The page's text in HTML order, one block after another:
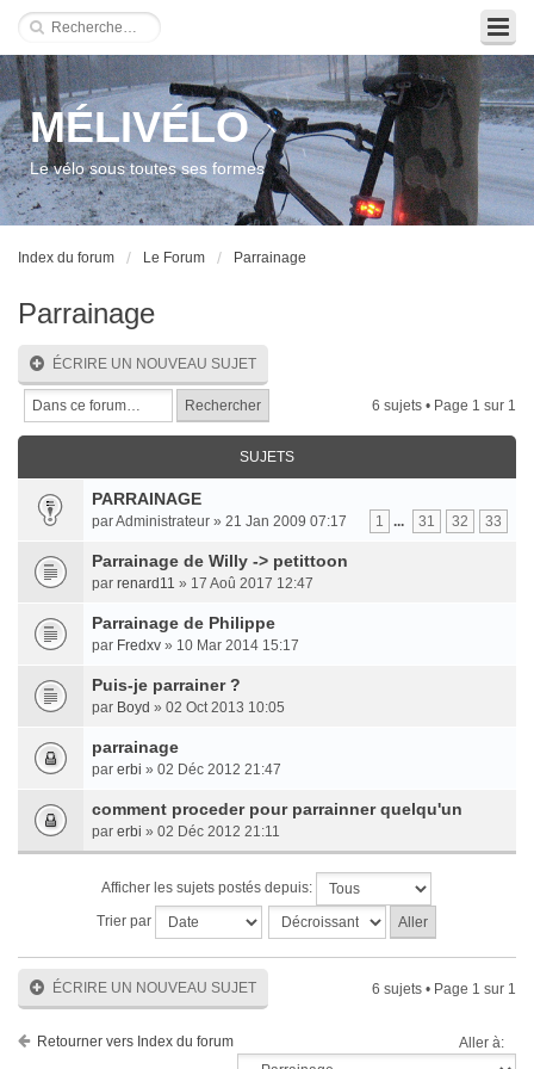
MÉLIVÉLO
Le vélo sous toutes ses formes
Index du forum Le Forum Parrainage
Parrainage
ÉCRIRE UN NOUVEAU SUJET
6 sujets • Page 1 sur 1
SUJETS
PARRAINAGE
1 ... 31 32 33
par Administrateur » 21 Jan 2009 07:17
Parrainage de Willy -> petittoon
par renard11 » 17 Aoû 2017 12:47
Parrainage de Philippe
par Fredxv » 10 Mar 2014 15:17
Puis-je parrainer ?
par Boyd » 02 Oct 2013 10:05
parrainage
par erbi » 02 Déc 2012 21:47
comment proceder pour parrainner quelqu'un
par erbi » 02 Déc 2012 21:11
Afficher les sujets postés depuis:
Trier par
ÉCRIRE UN NOUVEAU SUJET 6 sujets • Page 1 sur 1
Retourner vers Index du forum Aller à: